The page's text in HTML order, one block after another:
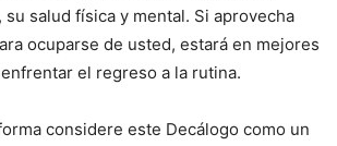
salud física y mental. Si aprovecha
ocuparse de usted, estará en mejores
el regreso a la rutina.
considere este Decálogo como un